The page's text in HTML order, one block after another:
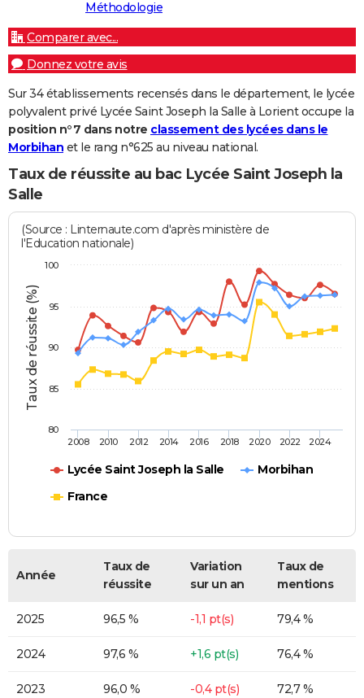
Méthodologie
Comparer avec...
Donnez votre avis
Sur 34 établissements recensés dans le département, le lycée
polyvalent privé Lycée Saint Joseph la Salle à Lorient occupe la
position n°7 dans notre classement des lycées dans le
Morbihan et le rang n°625 au niveau national.
Taux de réussite au bac Lycée Saint Joseph la
Salle
Taux de réussite (%)
(Source : Linternaute.com d'après ministère de
l'Education nationale)
Lycée Saint Joseph la Salle
Morbihan
France
2008 2010 2012 2014 2016 2018 2020 2022 2024
80
85
90
95
100
Année
Taux de
réussite
Variation
sur un an
Taux de
mentions
2025 96,5 % -1,1 pt(s) 79,4 %
2024 97,6 % +1,6 pt(s) 76,4 %
2023 96,0 % -0,4 pt(s) 72,7 %